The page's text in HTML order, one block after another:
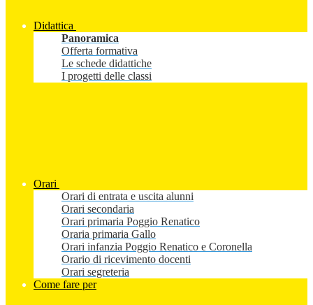
Didattica
Panoramica
Offerta formativa
Le schede didattiche
I progetti delle classi
Orari
Orari di entrata e uscita alunni
Orari secondaria
Orari primaria Poggio Renatico
Oraria primaria Gallo
Orari infanzia Poggio Renatico e Coronella
Orario di ricevimento docenti
Orari segreteria
Come fare per